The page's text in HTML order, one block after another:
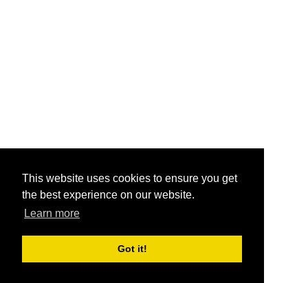
This website uses cookies to ensure you get
the best experience on our website.
Learn more
Got it!